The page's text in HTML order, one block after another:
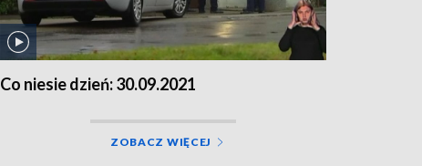
Co niesie dzień: 30.09.2021
ZOBACZ WIĘCEJ